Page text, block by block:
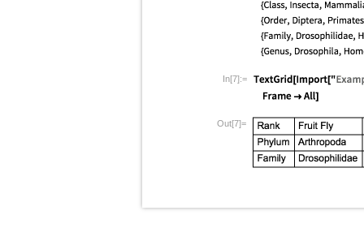
In[7]:=
Out[7]=